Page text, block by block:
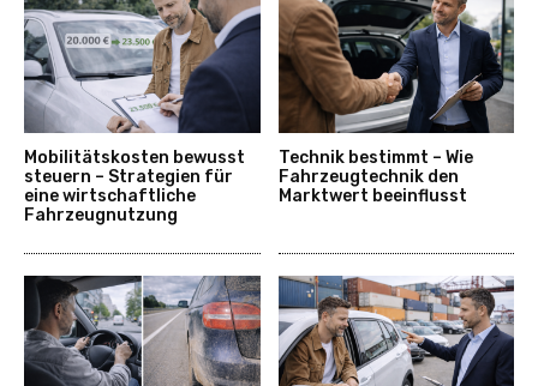
Mobilitätskosten bewusst
steuern – Strategien für
eine wirtschaftliche
Fahrzeugnutzung
Technik bestimmt – Wie
Fahrzeugtechnik den
Marktwert beeinflusst